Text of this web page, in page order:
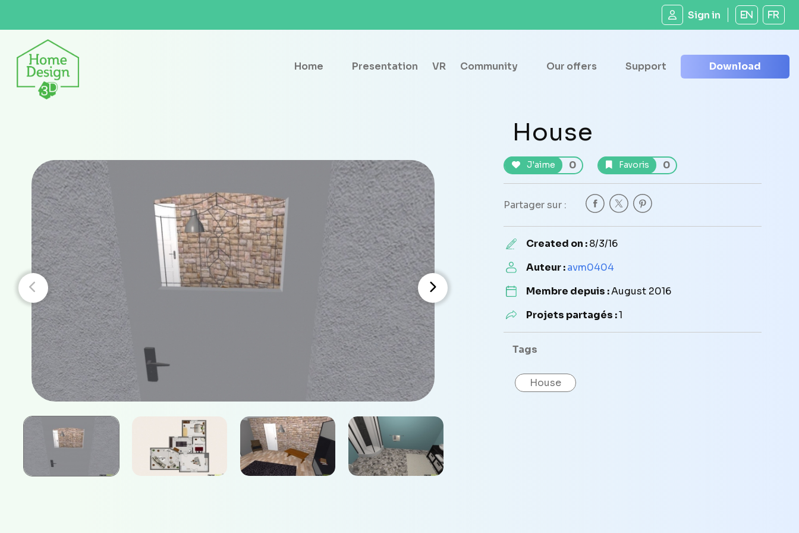
Sign in EN FR
Home Presentation VR Community Our offers Support Download
House
J'aime 0 Favoris 0
Partager sur :
Created on :8/3/16
Auteur :avm0404
Membre depuis :August 2016
Projets partagés :1
Tags
House